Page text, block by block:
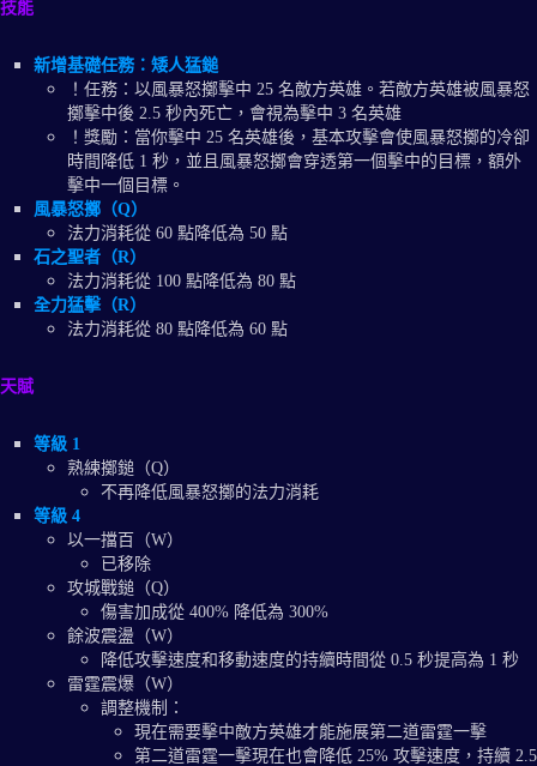
技能
新增基礎任務：矮人猛鎚
！任務：以風暴怒擲擊中 25 名敵方英雄。若敵方英雄被風暴怒
擲擊中後 2.5 秒內死亡，會視為擊中 3 名英雄
！獎勵：當你擊中 25 名英雄後，基本攻擊會使風暴怒擲的冷卻
時間降低 1 秒，並且風暴怒擲會穿透第一個擊中的目標，額外
擊中一個目標。
風暴怒擲（Q）
法力消耗從 60 點降低為 50 點
石之聖者（R）
法力消耗從 100 點降低為 80 點
全力猛擊（R）
法力消耗從 80 點降低為 60 點
天賦
等級 1
熟練擲鎚（Q）
不再降低風暴怒擲的法力消耗
等級 4
以一擋百（W）
已移除
攻城戰鎚（Q）
傷害加成從 400% 降低為 300%
餘波震盪（W）
降低攻擊速度和移動速度的持續時間從 0.5 秒提高為 1 秒
雷霆震爆（W）
調整機制：
現在需要擊中敵方英雄才能施展第二道雷霆一擊
第二道雷霆一擊現在也會降低 25% 攻擊速度，持續 2.5